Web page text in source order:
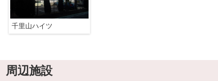
千里山ハイツ
周辺施設